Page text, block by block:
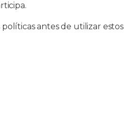
antes de utilizar estos